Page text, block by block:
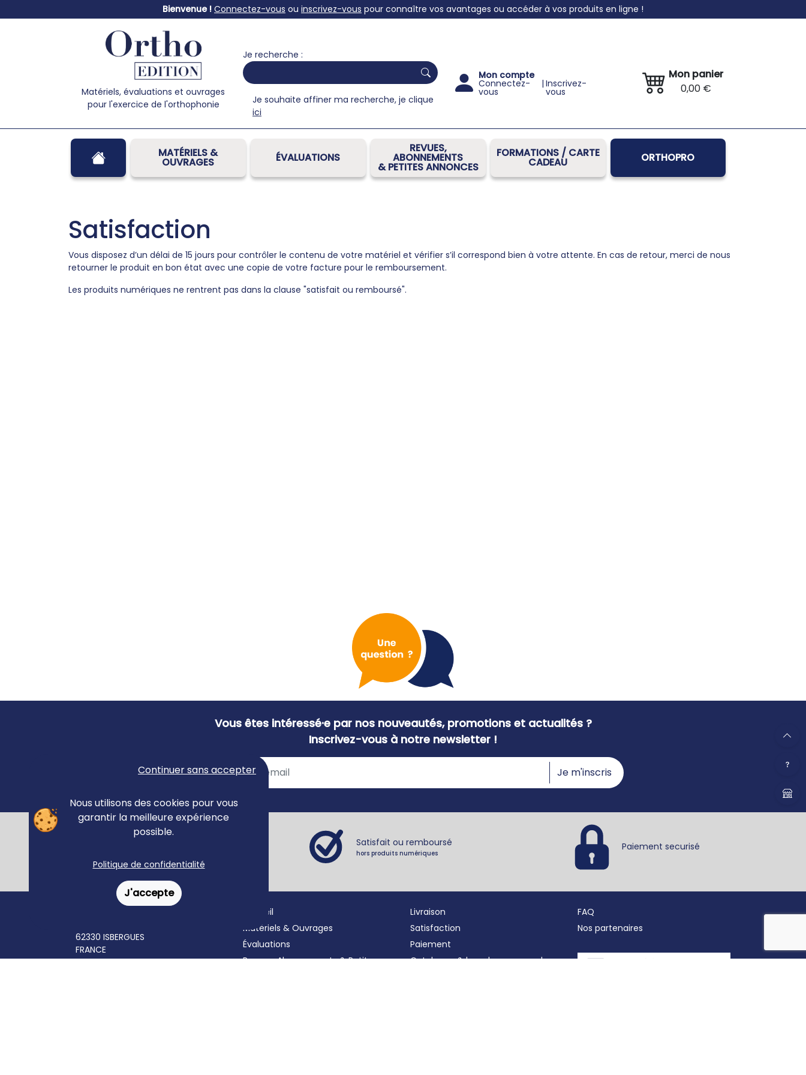
Bienvenue ! Connectez-vous ou inscrivez-vous pour connaître vos avantages ou accéder à vos produits en ligne !
Matériels, évaluations et ouvrages
pour l'exercice de l'orthophonie
Je recherche :
Je souhaite affiner ma recherche, je clique
ici
Mon compte
Connectez-
vous
| Inscrivez-
vous
Mon panier
0,00 €
MATÉRIELS &
OUVRAGES ÉVALUATIONS
REVUES,
ABONNEMENTS
& PETITES ANNONCES
FORMATIONS / CARTE
CADEAU ORTHOPRO
Satisfaction
Vous disposez d’un délai de 15 jours pour contrôler le contenu de votre matériel et vérifier s’il correspond bien à votre attente. En cas de retour, merci de nous
retourner le produit en bon état avec une copie de votre facture pour le remboursement.
Les produits numériques ne rentrent pas dans la clause "satisfait ou remboursé".
Vous êtes intéressé·e par nos nouveautés, promotions et actualités ?
Inscrivez-vous à notre newsletter !
Je m'inscris
Satisfait ou remboursé
hors produits numériques
Paiement securisé
62330 ISBERGUES
FRANCE
Accueil
Matériels & Ouvrages
Évaluations
Revues, Abonnements&Petites
Livraison
Satisfaction
Paiement
Catalogue & bon de commande
FAQ
Nos partenaires
Continuer sans accepter
Nous utilisons des cookies pour vous
garantir la meilleure expérience
possible.
Politique de confidentialité
J'accepte